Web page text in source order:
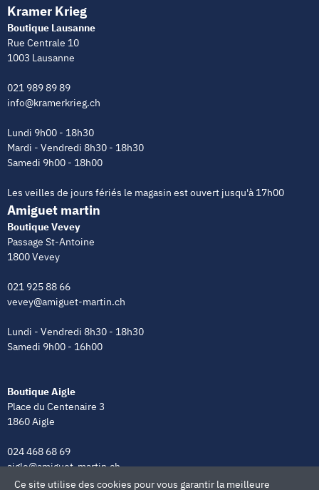
Kramer Krieg
Boutique Lausanne
Rue Centrale 10
1003 Lausanne
021 989 89 89
info@kramerkrieg.ch
Lundi 9h00 - 18h30
Mardi - Vendredi 8h30 - 18h30
Samedi 9h00 - 18h00
Les veilles de jours fériés le magasin est ouvert jusqu'à 17h00
Amiguet martin
Boutique Vevey
Passage St-Antoine
1800 Vevey
021 925 88 66
vevey@amiguet-martin.ch
Lundi - Vendredi 8h30 - 18h30
Samedi 9h00 - 16h00
Boutique Aigle
Place du Centenaire 3
1860 Aigle
024 468 68 69
aigle@amiguet-martin.ch
Ce site utilise des cookies pour vous garantir la meilleure